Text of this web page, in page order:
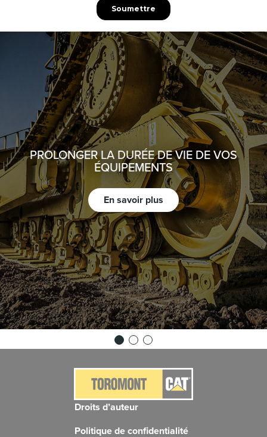
PROLONGER LA DURÉE DE VIE DE VOS
ÉQUIPEMENTS
En savoir plus
Droits d’auteur
Politique de confidentialité